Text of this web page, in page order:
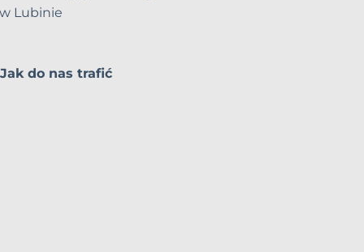
w Lubinie
Jak do nas trafić